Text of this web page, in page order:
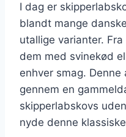
I dag er
blandt mange
utallige varianter.
dem med svinekød
enhver smag.
gennem en
skipperlabskovs
nyde denne